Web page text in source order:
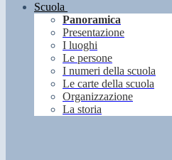
Scuola
Panoramica
Presentazione
I luoghi
Le persone
I numeri della scuola
Le carte della scuola
Organizzazione
La storia